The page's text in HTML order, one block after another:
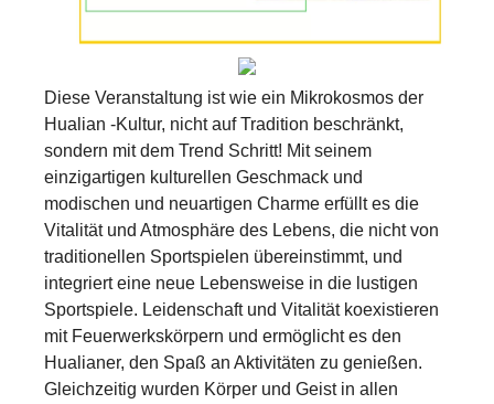
Diese Veranstaltung ist wie ein Mikrokosmos der
Hualian -Kultur, nicht auf Tradition beschränkt,
sondern mit dem Trend Schritt! Mit seinem
einzigartigen kulturellen Geschmack und
modischen und neuartigen Charme erfüllt es die
Vitalität und Atmosphäre des Lebens, die nicht von
traditionellen Sportspielen übereinstimmt, und
integriert eine neue Lebensweise in die lustigen
Sportspiele. Leidenschaft und Vitalität koexistieren
mit Feuerwerkskörpern und ermöglicht es den
Hualianer, den Spaß an Aktivitäten zu genießen.
Gleichzeitig wurden Körper und Geist in allen